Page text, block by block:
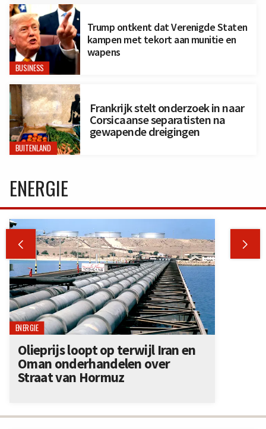
BUSINESS
Trump ontkent dat Verenigde Staten
kampen met tekort aan munitie en
wapens
BUITENLAND
Frankrijk stelt onderzoek in naar
Corsicaanse separatisten na
gewapende dreigingen
ENERGIE
 
ENERGIE
Olieprijs loopt op terwijl Iran en
Oman onderhandelen over
Straat van Hormuz